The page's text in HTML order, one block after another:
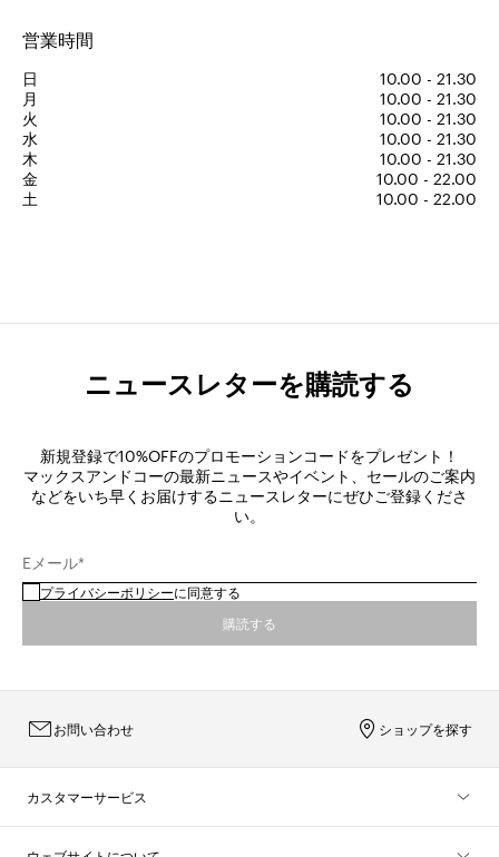
営業時間
日
10.00 - 21.30
月
10.00 - 21.30
火
10.00 - 21.30
水
10.00 - 21.30
木
10.00 - 21.30
金
10.00 - 22.00
土
10.00 - 22.00
ニュースレターを購読する
新規登録で10%OFFのプロモーションコードをプレゼント！
マックスアンドコーの最新ニュースやイベント、セールのご案内
などをいち早くお届けするニュースレターにぜひご登録くださ
い。
Eメール*
プライバシーポリシーに同意する
購読する
ショップを探す
お問い合わせ
カスタマーサービス